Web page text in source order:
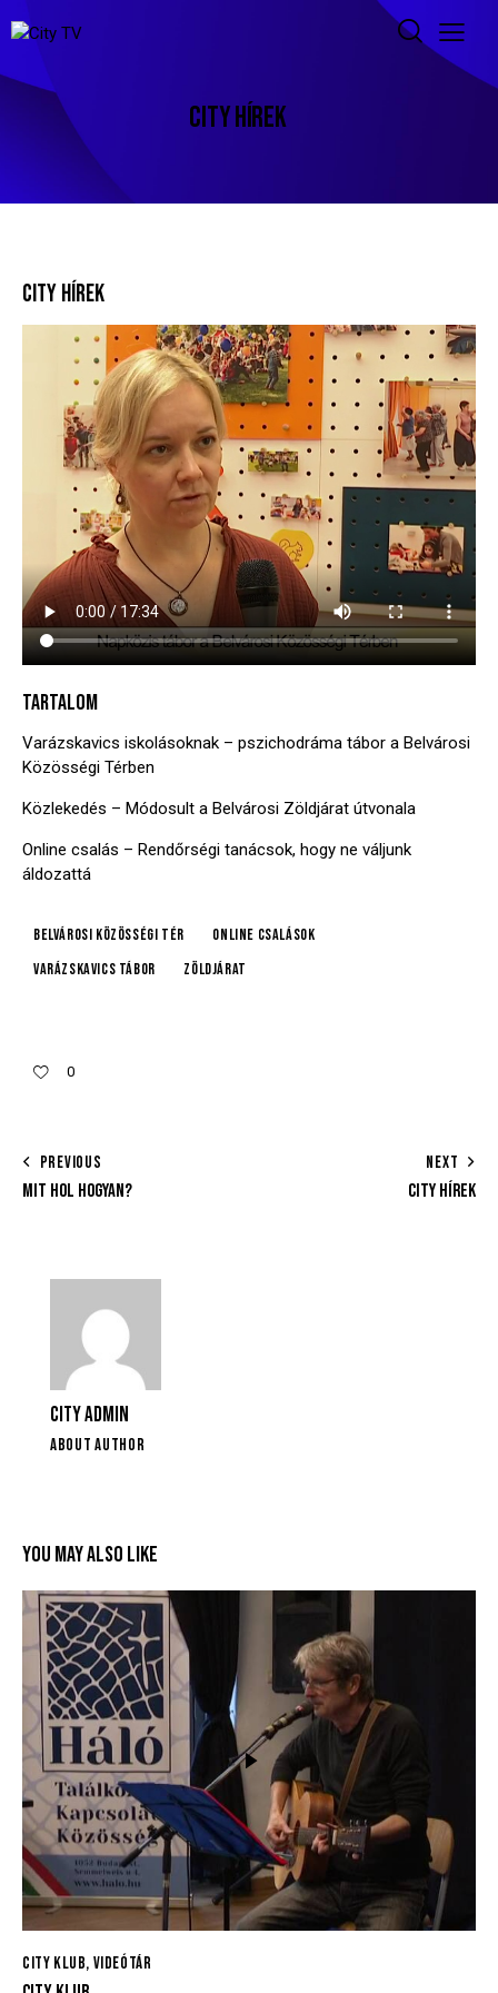
CITY HÍREK
CITY HÍREK
TARTALOM
Varázskavics iskolásoknak – pszichodráma tábor a Belvárosi
Közösségi Térben
Közlekedés – Módosult a Belvárosi Zöldjárat útvonala
Online csalás – Rendőrségi tanácsok, hogy ne váljunk
áldozattá
Belvárosi Közösségi Tér
online csalások
Varázskavics tábor
Zöldjárat
0
PREVIOUS
MIT HOL HOGYAN?
NEXT
CITY HÍREK
CITY ADMIN
ABOUT AUTHOR
YOU MAY ALSO LIKE
CITY KLUB, VIDEÓTÁR